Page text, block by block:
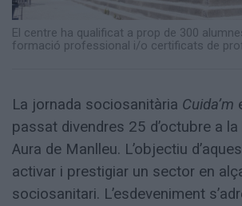
El centre ha qualificat a prop de 300
formació professional i/o certificats de
La jornada sociosanitària Cuida’m
passat divendres 25 d’octubre a
Aura de Manlleu. L’objectiu
activar i prestigiar un sector en
sociosanitari. L’esdeveniment